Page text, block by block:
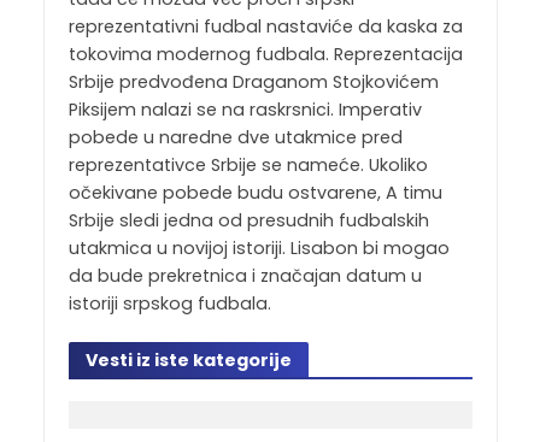
reprezentativni fudbal nastaviće da kaska za
tokovima modernog fudbala. Reprezentacija
Srbije predvođena Draganom Stojkovićem
Piksijem nalazi se na raskrsnici. Imperativ
pobede u naredne dve utakmice pred
reprezentativce Srbije se nameće. Ukoliko
očekivane pobede budu ostvarene, A timu
Srbije sledi jedna od presudnih fudbalskih
utakmica u novijoj istoriji. Lisabon bi mogao
da bude prekretnica i značajan datum u
istoriji srpskog fudbala.
Vesti iz iste kategorije